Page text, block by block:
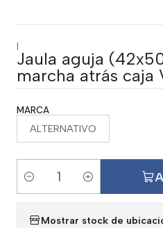
|
Jaula aguja
marcha atrás caja
MARCA
ALTERNATIVO
Mostrar stock de